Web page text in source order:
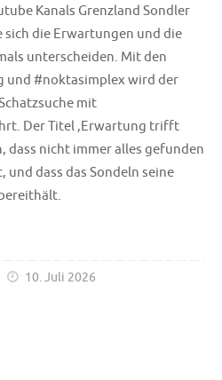
Kanals Grenzland Sondler
sich die Erwartungen und die
unterscheiden. Mit den
und #noktasimplex wird der
mit
Der Titel ‚Erwartung trifft
dass nicht immer alles gefunden
dass das Sondeln seine
10. Juli 2026